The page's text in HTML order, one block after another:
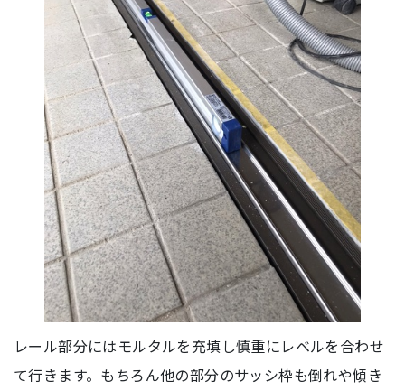
レール部分にはモルタルを充填し慎重にレベルを合わせ
て行きます。もちろん他の部分のサッシ枠も倒れや傾き